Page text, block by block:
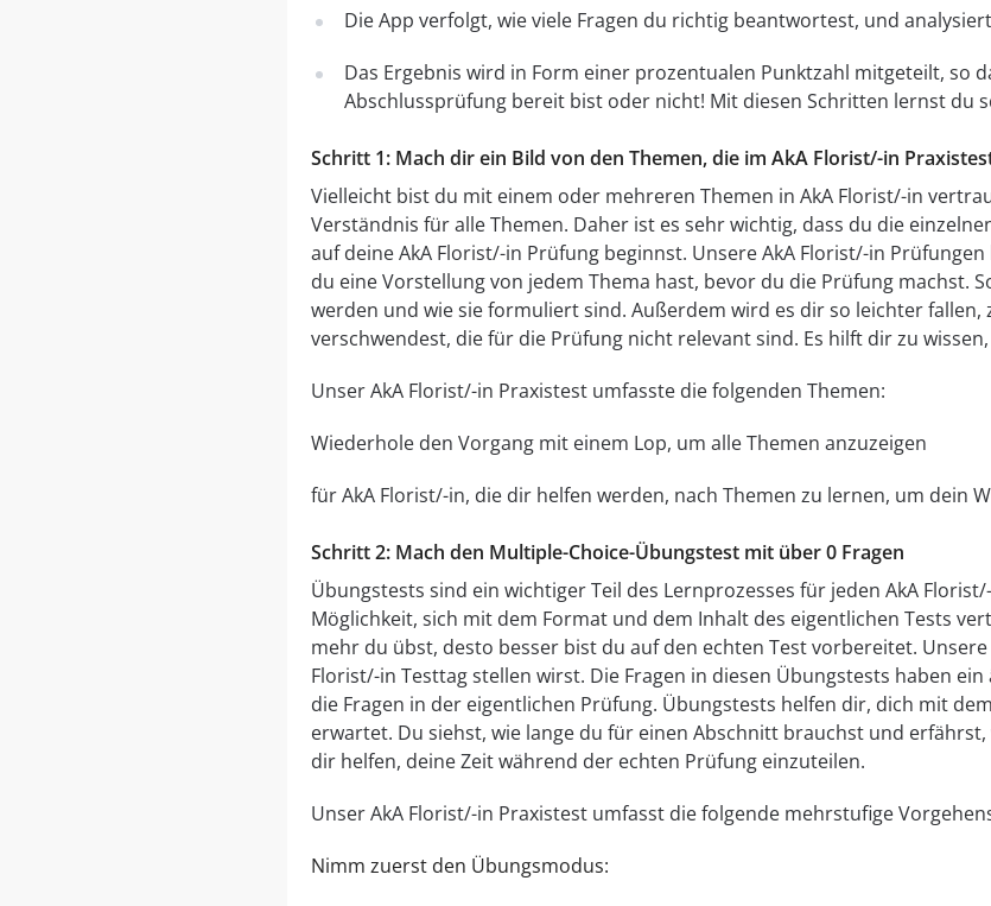
Die App verfolgt, wie viele Fragen du richtig beantwortest, und
Das Ergebnis wird in Form einer prozentualen Punktzahl mitgeteilt, so
Abschlussprüfung bereit bist oder nicht! Mit diesen Schritten lernst du
Schritt 1: Mach dir ein Bild von den Themen, die im AkA Florist/-in
Vielleicht bist du mit einem oder mehreren Themen in AkA Florist/-in
Verständnis für alle Themen. Daher ist es sehr wichtig, dass du die
auf deine AkA Florist/-in Prüfung beginnst. Unsere AkA Florist/-in
du eine Vorstellung von jedem Thema hast, bevor du die Prüfung machst.
werden und wie sie formuliert sind. Außerdem wird es dir so leichter
verschwendest, die für die Prüfung nicht relevant sind. Es hilft dir zu
Unser AkA Florist/-in Praxistest umfasste die folgenden Themen:
Wiederhole den Vorgang mit einem Lop, um alle Themen anzuzeigen
für AkA Florist/-in, die dir helfen werden, nach Themen zu lernen, um dein
Schritt 2: Mach den Multiple-Choice-Übungstest mit über 0 Fragen
Übungstests sind ein wichtiger Teil des Lernprozesses für jeden AkA
Möglichkeit, sich mit dem Format und dem Inhalt des eigentlichen Tests
mehr du übst, desto besser bist du auf den echten Test vorbereitet.
Florist/-in Testtag stellen wirst. Die Fragen in diesen Übungstests haben
die Fragen in der eigentlichen Prüfung. Übungstests helfen dir, dich mit
erwartet. Du siehst, wie lange du für einen Abschnitt brauchst und
dir helfen, deine Zeit während der echten Prüfung einzuteilen.
Unser AkA Florist/-in Praxistest umfasst die folgende mehrstufige
Nimm zuerst den Übungsmodus: